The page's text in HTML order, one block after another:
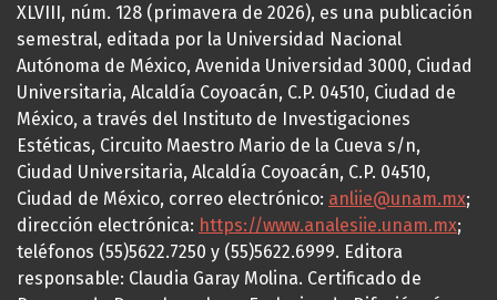
XLVIII, núm. 128 (primavera de 2026), es una publicación
semestral, editada por la Universidad Nacional
Autónoma de México, Avenida Universidad 3000, Ciudad
Universitaria, Alcaldía Coyoacán, C.P. 04510, Ciudad de
México, a través del Instituto de Investigaciones
Estéticas, Circuito Maestro Mario de la Cueva s/n,
Ciudad Universitaria, Alcaldía Coyoacán, C.P. 04510,
Ciudad de México, correo electrónico: anliie@unam.mx;
dirección electrónica: https://www.analesiie.unam.mx;
teléfonos (55)5622.7250 y (55)5622.6999. Editora
responsable: Claudia Garay Molina. Certificado de